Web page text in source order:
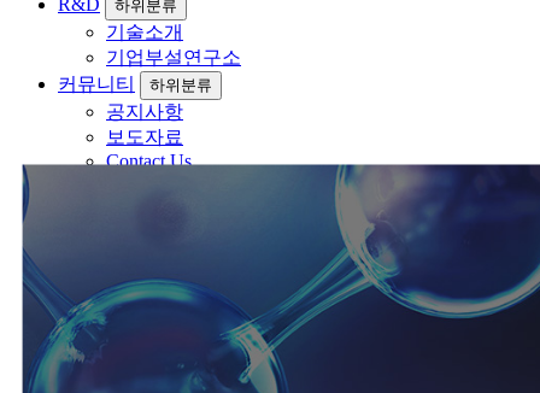
하위분류
기술소개
기업부설연구소
커뮤니티
하위분류
공지사항
보도자료
Contact Us